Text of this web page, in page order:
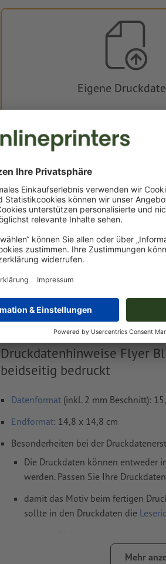
Eigene
hochladen.
Jetzt hochladen
€
Lieferung ca.:
Gewicht: ca.
Druckdatenhinweise Flyer
beidseitig bedruckt
Datenformat (inkl. 2 mm Beschnitt):
Endformat: 14,8 x 14,8 cm
Besonderheiten bei der
Die Druckdaten können entweder
werden. Passen Sie Ihre
damit das Motiv beim fertigen
sollte in den Druckdaten die
anlegen,
Mehr